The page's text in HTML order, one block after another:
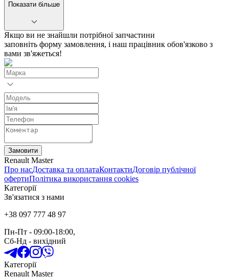
Показати більше
Якщо ви не знайшли потрібної запчастини
заповніть форму замовлення, і наш працівник обов'язково з
вами зв'яжеться!
Замовити
Renault Master
Про насДоставка та оплатаКонтактиДоговір публічної
офертиПолітика використання cookies
Категорії
Зв'язатися з нами
+38 097 777 48 97
Пн-Пт - 09:00-18:00,
Сб-Нд - вихідний
Категорії
Renault Master